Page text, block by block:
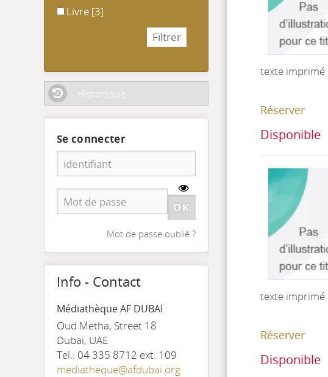
texte imprimé
Réserver
Disponible
texte imprimé
Réserver
Disponible
LivreLivre [3]
Historique
Se connecter
Mot de passe oublié ?
Info - Contact
Médiathèque AF DUBAI
Oud Metha, Street 18
Dubai, UAE
Tel.: 04 335 8712 ext. 109
mediatheque@afdubai.org